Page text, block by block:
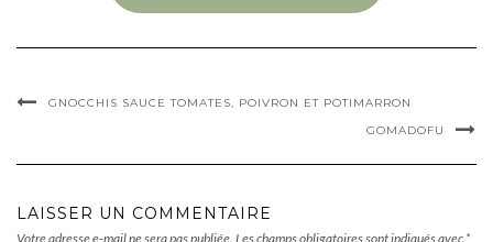
GNOCCHIS SAUCE TOMATES, POIVRON ET POTIMARRON
GOMADOFU
LAISSER UN COMMENTAIRE
Votre adresse e-mail ne sera pas publiée. Les champs obligatoires sont indiqués avec *